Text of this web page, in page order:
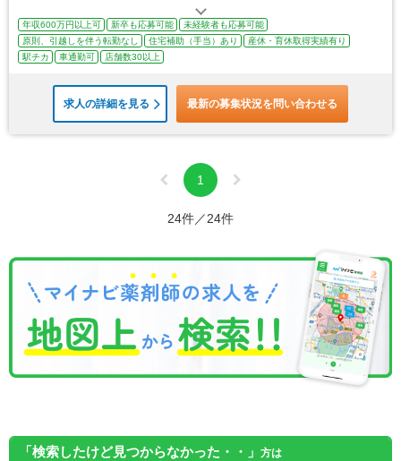
年収600万円以上可 新卒も応募可能
未経験者も応募可能
原則、引越しを伴う転勤なし
住宅補助（手当）あり
産休・育休取得実績有り
駅チカ
車通勤可 店舗数30以上
求人の詳細を見る 最新の募集状況を問い合わせる
1
24件／24件
「検索したけど見つからなかった・・」 方は